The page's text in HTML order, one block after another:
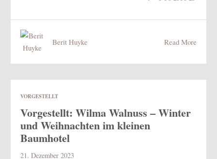
Read More
Berit Huyke
VORGESTELLT
Vorgestellt: Wilma Walnuss – Winter
und Weihnachten im kleinen
Baumhotel
21. Dezember 2023